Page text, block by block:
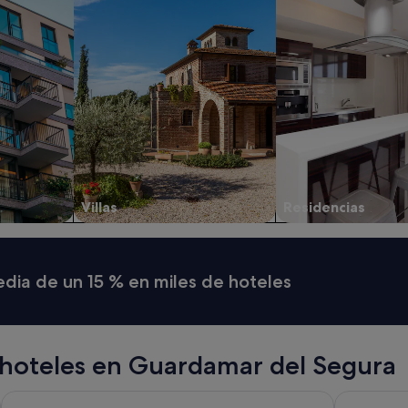
Villas Residencias
de un 15 % en miles de hoteles
en Guardamar del Segura